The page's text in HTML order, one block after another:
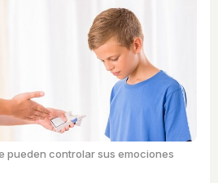
pueden controlar sus emociones